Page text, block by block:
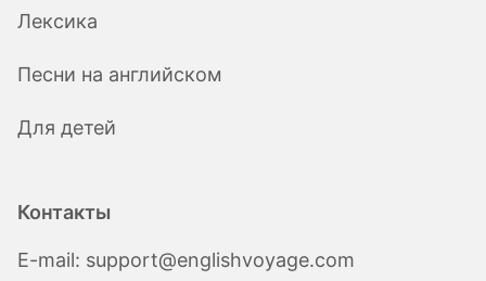
Лексика
Песни на английском
Для детей
Контакты
E-mail: support@englishvoyage.com